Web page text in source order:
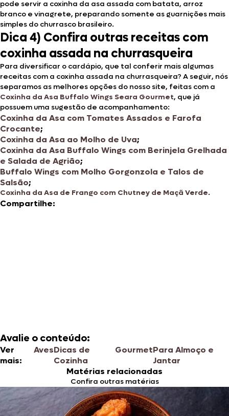
pode servir a coxinha da asa assada com batata, arroz
branco e vinagrete, preparando somente as guarnições mais
simples do churrasco brasileiro.
Dica 4) Confira outras receitas com
coxinha assada na churrasqueira
Para diversificar o cardápio, que tal conferir mais algumas
receitas com a coxinha assada na churrasqueira? A seguir, nós
separamos as melhores opções do nosso site, feitas com a
Coxinha da Asa Buffalo Wings Seara Gourmet, que já
possuem uma sugestão de acompanhamento:
Coxinha da Asa com Tomates Assados e Farofa
Crocante;
Coxinha da Asa ao Molho de Uva;
Coxinha da Asa Buffalo Wings com Berinjela Grelhada
e Salada de Agrião;
Buffalo Wings com Molho Gorgonzola e Talos de
Salsão;
Coxinha da Asa de Frango com Chutney de Maçã Verde.
Compartilhe:
Avalie o conteúdo:
Ver
mais:
AvesDicas de
Cozinha
GourmetPara Almoço e
Jantar
Matérias relacionadas
Confira outras matérias